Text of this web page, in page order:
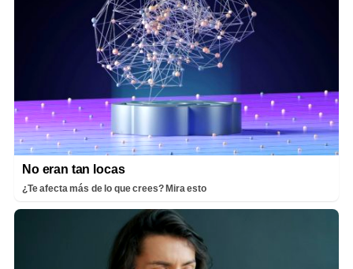
No eran tan locas
¿Te afecta más de lo que crees? Mira esto